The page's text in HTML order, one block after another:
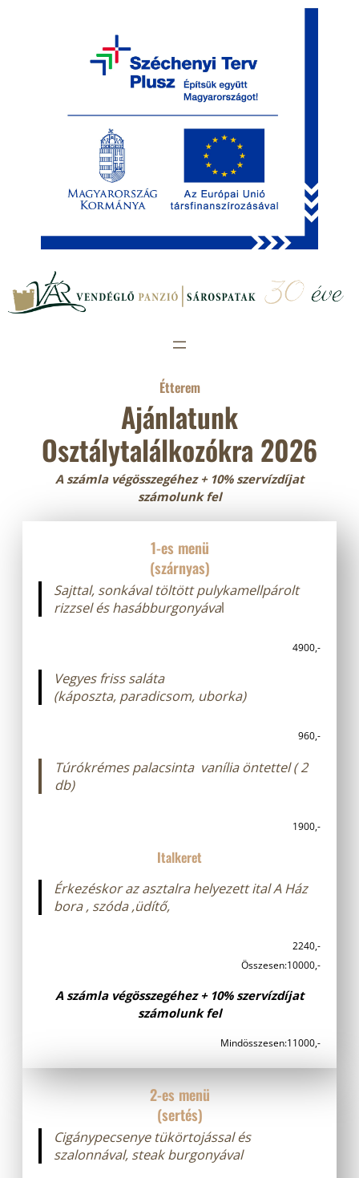
Étterem
Ajánlatunk
Osztálytalálkozókra 2026
A számla végösszegéhez + 10% szervízdíjat
számolunk fel
1-es menü
(szárnyas)
Sajttal, sonkával töltött pulykamellpárolt
rizzsel és hasábburgonyával
4900,-
Vegyes friss saláta
(káposzta, paradicsom, uborka)
960,-
Túrókrémes palacsinta vanília öntettel ( 2
db)
1900,-
Italkeret
Érkezéskor az asztalra helyezett italA Ház
bora , szóda ,üdítő,
2240,-
Összesen:10000,-
A számla végösszegéhez + 10% szervízdíjat
számolunk fel
Mindösszesen:11000,-
2-es menü
(sertés)
Cigánypecsenye tükörtojással és
szalonnával, steak burgonyával